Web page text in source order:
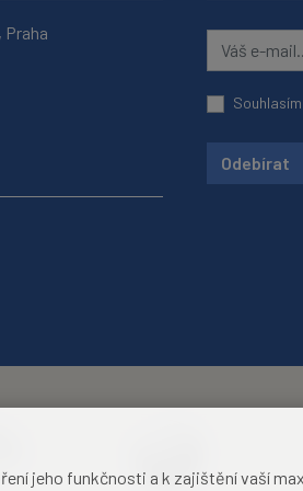
Praha
Odebírat
jeho funkčnosti a k zajištění vaší